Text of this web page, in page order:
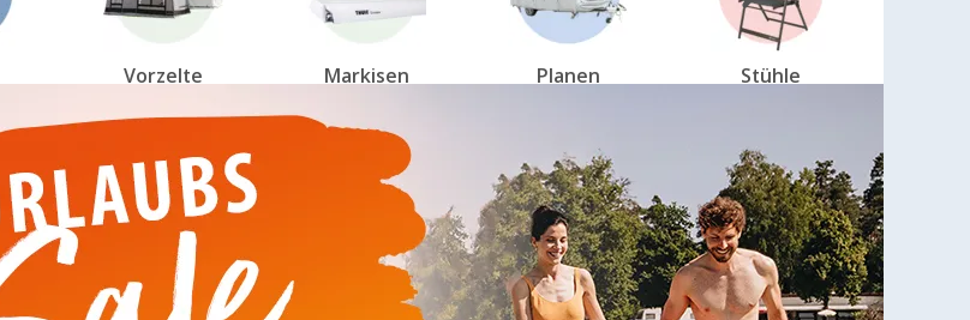
Vorzelte Markisen Planen Stühle